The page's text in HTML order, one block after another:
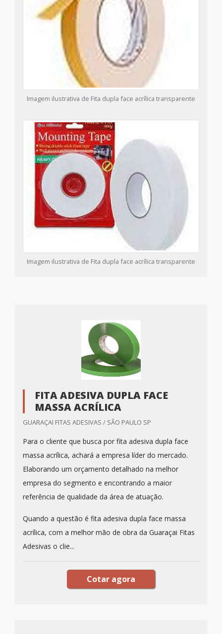
Imagem ilustrativa de Fita dupla face acrílica transparente
Imagem ilustrativa de Fita dupla face acrílica transparente
FITA ADESIVA DUPLA FACE
MASSA ACRÍLICA
GUARAÇAI FITAS ADESIVAS / SÃO PAULO SP
Para o cliente que busca por fita adesiva dupla face
massa acrílica, achará a empresa líder do mercado.
Elaborando um orçamento detalhado na melhor
empresa do segmento e encontrando a maior
referência de qualidade da área de atuação.
Quando a questão é fita adesiva dupla face massa
acrílica, com a melhor mão de obra da Guaraçai Fitas
Adesivas o clie...
Cotar agora